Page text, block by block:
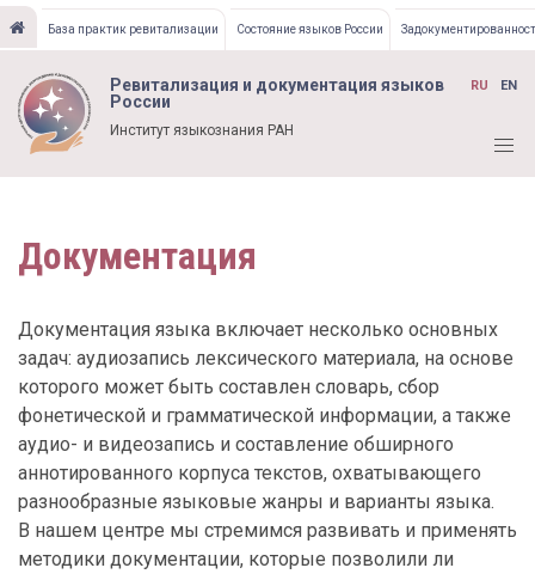
Перейти
к
основному
содержанию
База практик ревитализации Состояние языков России
Ревитализация и документация языков
России
Институт языкознания РАН
RU EN
Документация
Документация языка включает несколько основных
задач: аудиозапись лексического материала, на основе
которого может быть составлен словарь, сбор
фонетической и грамматической информации, а также
аудио- и видеозапись и составление обширного
аннотированного корпуса текстов, охватывающего
разнообразные языковые жанры и варианты языка.
В нашем центре мы стремимся развивать и применять
методики документации, которые позволили ли